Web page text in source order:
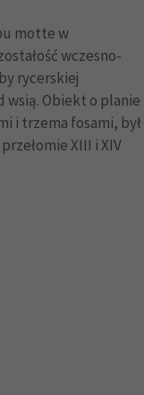
motte w
wczesno-
rycerskiej
wsią. Obiekt o planie
i trzema fosami, był
XIII i XIV